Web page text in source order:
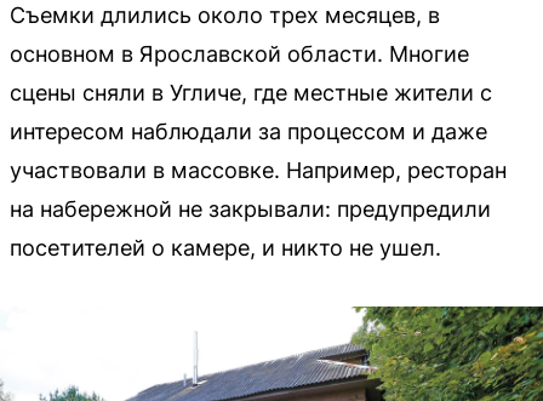
Съемки длились около трех месяцев, в
основном в Ярославской области. Многие
сцены сняли в Угличе, где местные жители с
интересом наблюдали за процессом и даже
участвовали в массовке. Например, ресторан
на набережной не закрывали: предупредили
посетителей о камере, и никто не ушел.